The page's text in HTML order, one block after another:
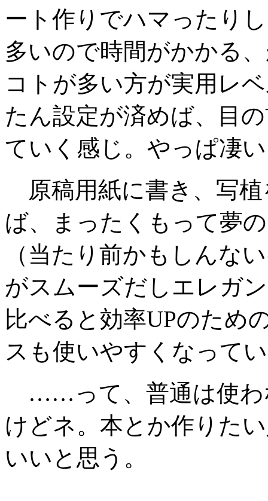
ート作りでハマったり
多いので時間がかかる
コトが多い方が実用レ
たん設定が済めば、目
ていく感じ。やっぱ凄
原稿用紙に書き、写
ば、まったくもって夢
（当たり前かもしんな
がスムーズだしエレガ
比べると効率UPのため
スも使いやすくなって
……って、普通は使わ
けどネ。本とか作りた
いいと思う。